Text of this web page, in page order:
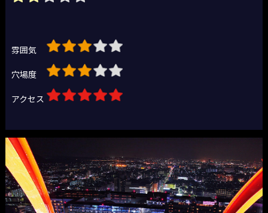
雰囲気
穴場度
アクセス